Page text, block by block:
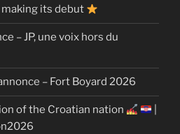
its debut
– JP, une voix hors du
– Fort Boyard 2026
of the Croatian nation